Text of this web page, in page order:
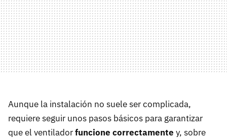
Aunque la instalación no suele ser complicada,
requiere seguir unos pasos básicos para garantizar
que el ventiladorfuncione correctamente y, sobre